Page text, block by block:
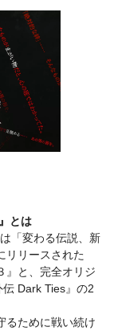
とは
「変わる伝説、新
リリースされた
』と、完全オリジ
Dark Ties』の2
るために戦い続け